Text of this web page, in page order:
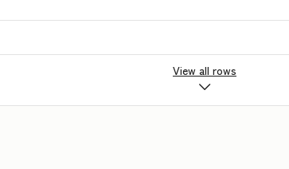
View all rows